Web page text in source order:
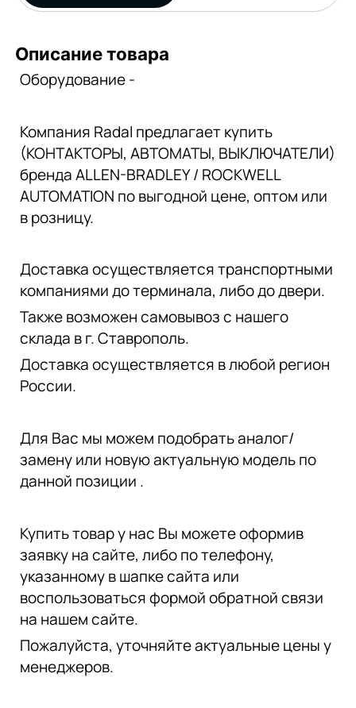
Описание товара
Оборудование -
Компания Radal предлагает купить
(КОНТАКТОРЫ, АВТОМАТЫ, ВЫКЛЮЧАТЕЛИ)
бренда ALLEN-BRADLEY / ROCKWELL
AUTOMATION по выгодной цене, оптом или
в розницу.
Доставка осуществляется транспортными
компаниями до терминала, либо до двери.
Также возможен самовывоз с нашего
склада в г. Ставрополь.
Доставка осуществляется в любой регион
России.
Для Вас мы можем подобрать аналог/
замену или новую актуальную модель по
данной позиции .
Купить товар у нас Вы можете оформив
заявку на сайте, либо по телефону,
указанному в шапке сайта или
воспользоваться формой обратной связи
на нашем сайте.
Пожалуйста, уточняйте актуальные цены у
менеджеров.